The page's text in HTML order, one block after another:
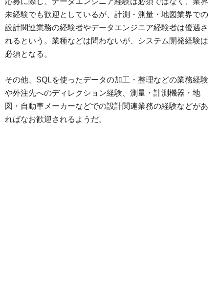
未経験でも歓迎としているが、計測・測量・地図業界での
設計関連業務の経験者やデータエンジニア経験者は優遇さ
れるという。業種などは問わないが、システム開発経験は
必須となる。
その他、SQLを使ったデータの加工・整理などの業務経験
や外注先へのディレクション経験、測量・計測機器・地
図・自動車メーカーなどでの設計関連業務の経験などがあ
ればなお歓迎されるようだ。